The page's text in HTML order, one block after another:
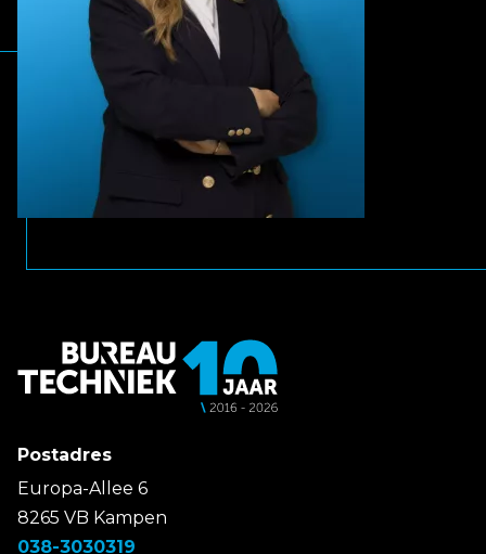
Postadres
Europa-Allee 6
8265 VB Kampen
038-3030319